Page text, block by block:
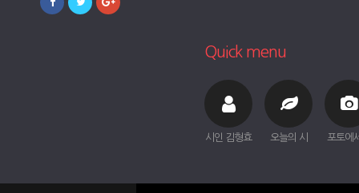
Quick menu
시인 김형효 오늘의 시 포토에